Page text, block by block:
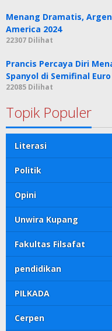
Menang Dramatis,
America 2024
22307 Dilihat
Prancis Percaya Diri
Spanyol di Semifinal Euro
22085 Dilihat
Topik Populer
Literasi
Politik
Opini
Unwira Kupang
Fakultas Filsafat
pendidikan
PILKADA
Cerpen